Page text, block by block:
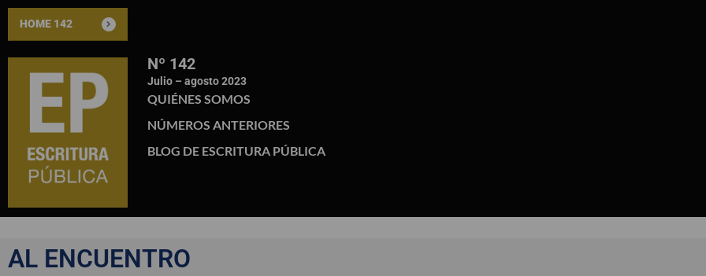
HOME 142
Nº 142
Julio – agosto 2023
QUIÉNES SOMOS
NÚMEROS ANTERIORES
BLOG DE ESCRITURA PÚBLICA
AL ENCUENTRO